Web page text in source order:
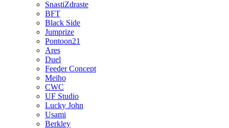
SnastiZdraste
BFT
Black Side
Jumprize
Pontoon21
Ares
Duel
Feeder Concept
Meiho
CWC
UF Studio
Lucky John
Usami
Berkley